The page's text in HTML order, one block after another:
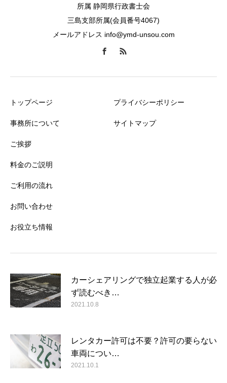
所属 静岡県行政書士会
三島支部所属(会員番号4067)
メールアドレス info@ymd-unsou.com
トップページ
事務所について
ご挨拶
料金のご説明
ご利用の流れ
お問い合わせ
お役立ち情報
プライバシーポリシー
サイトマップ
カーシェアリングで独立起業する人が必
ず読むべき…
2021.10.8
レンタカー許可は不要？許可の要らない
車両につい…
2021.10.1